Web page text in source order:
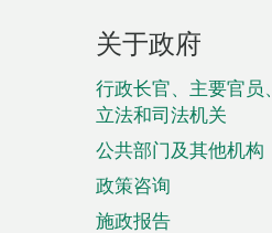
页
脚
菜
单
关于政府
行政长官、主要官员、
立法和司法机关
公共部门及其他机构
政策咨询
施政报告